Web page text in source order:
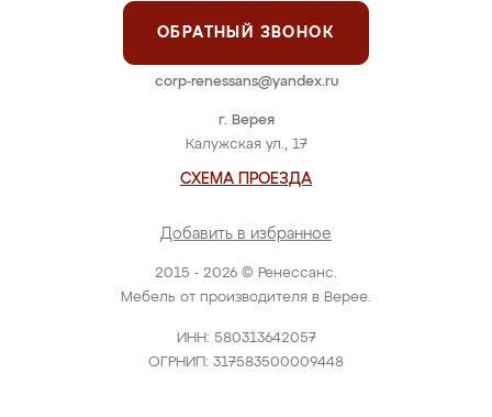
2015 - 2026 © Ренессанс.
Мебель от производителя в Верее.
ИНН: 580313642057
ОГРНИП: 317583500009448
г. Верея
Калужская ул., 17
СХЕМА ПРОЕЗДА
Добавить в избранное
ОБРАТНЫЙ ЗВОНОК
corp-renessans@yandex.ru